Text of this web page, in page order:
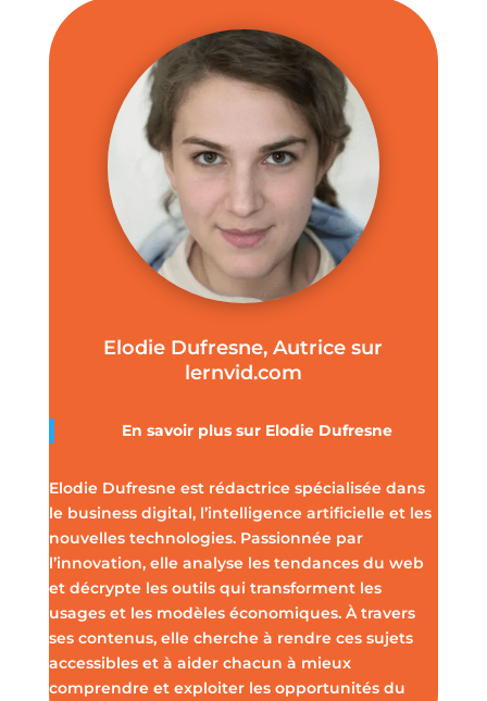
Elodie Dufresne, Autrice sur
lernvid.com
En savoir plus sur Elodie Dufresne
Elodie Dufresne est rédactrice spécialisée dans
le business digital, l’intelligence artificielle et les
nouvelles technologies. Passionnée par
l’innovation, elle analyse les tendances du web
et décrypte les outils qui transforment les
usages et les modèles économiques. À travers
ses contenus, elle cherche à rendre ces sujets
accessibles et à aider chacun à mieux
comprendre et exploiter les opportunités du